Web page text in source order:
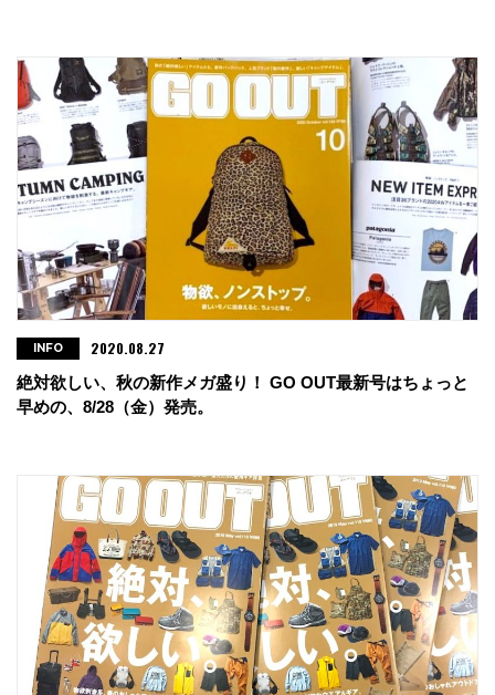
絶対欲しい、秋の新作メガ盛り！ GO OUT最新号はちょっと
早めの、8/28（金）発売。
INFO 2020.08.27